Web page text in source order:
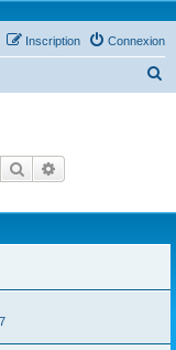
Connexion
Inscription
Rechercher